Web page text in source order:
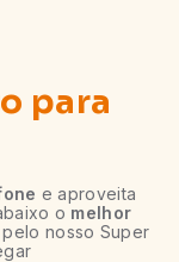
para
e aproveita
o melhor
nosso Super